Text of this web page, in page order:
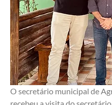
O secretário municipal de